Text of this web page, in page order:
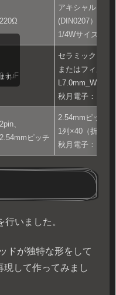
220Ω
アキシャルリー
(DIN0207）
1/4Wサイズ
0.1μF
セラミックコン
またはフィルム
秋月電子：
2pin、
2.54mmピッチ
2.54mmピッチ
1列×40（折って
秋月電子：
す
いました。
ドが独特な形をして
現して作ってみまし